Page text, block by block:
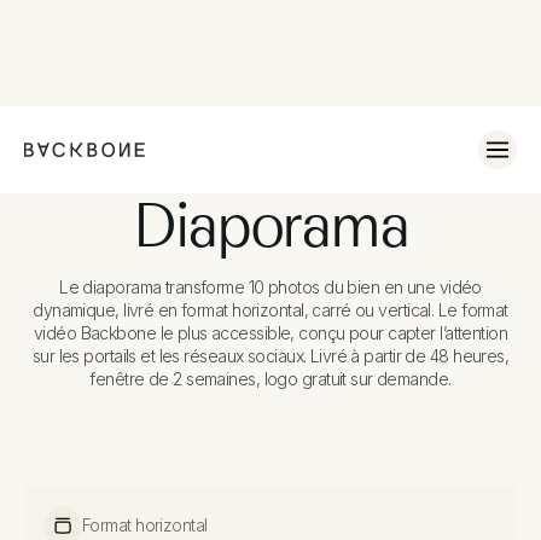
Diaporama
Le diaporama transforme 10 photos du bien en une vidéo
dynamique, livré en format horizontal, carré ou vertical. Le format
vidéo Backbone le plus accessible, conçu pour capter l’attention
sur les portails et les réseaux sociaux. Livré à partir de 48 heures,
fenêtre de 2 semaines, logo gratuit sur demande.
Format horizontal